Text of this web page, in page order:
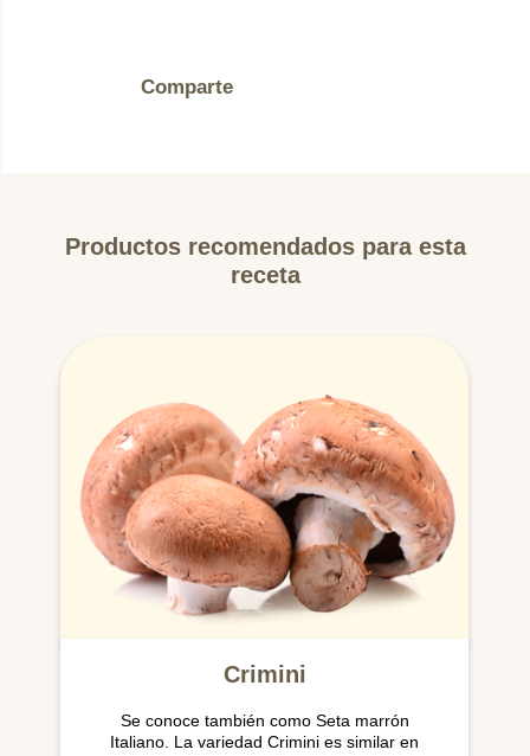
Comparte
Productos recomendados para esta
receta
Crimini
Se conoce también como Seta marrón
Italiano. La variedad Crimini es similar en